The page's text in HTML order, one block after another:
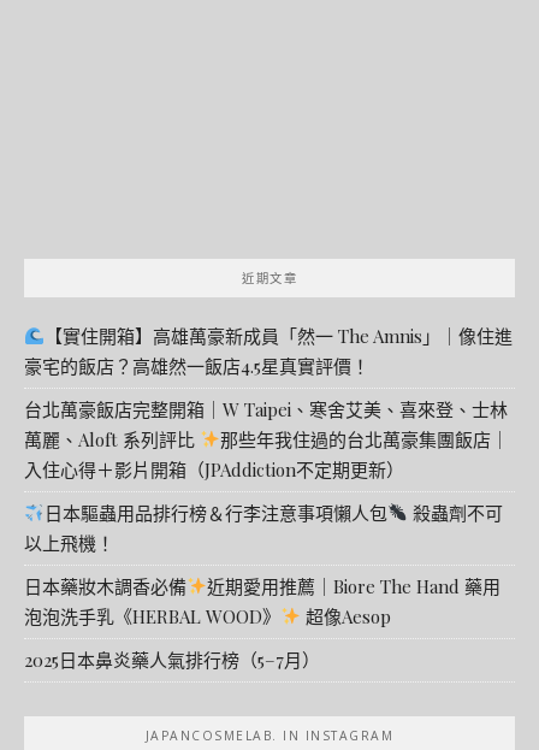
近期文章
【實住開箱】高雄萬豪新成員「然一 The Amnis」｜像住進
豪宅的飯店？高雄然一飯店4.5星真實評價！
台北萬豪飯店完整開箱｜W Taipei、寒舍艾美、喜來登、士林
萬麗、Aloft 系列評比
那些年我住過的台北萬豪集團飯店｜
入住心得＋影片開箱（JPAddiction不定期更新）
日本驅蟲用品排行榜＆行李注意事項懶人包
殺蟲劑不可
以上飛機！
日本藥妝木調香必備
近期愛用推薦｜Biore The Hand 藥用
泡泡洗手乳《HERBAL WOOD》
超像Aesop
2025日本鼻炎藥人氣排行榜（5–7月）
JAPANCOSMELAB. IN INSTAGRAM